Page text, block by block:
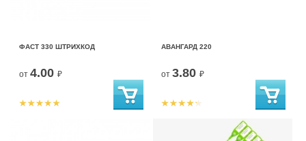
ФАСТ 330 ШТРИХКОД
от 4.00 ₽
АВАНГАРД 220
от 3.80 ₽